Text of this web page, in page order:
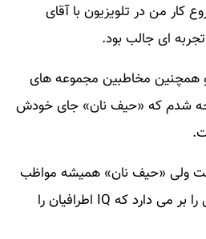
کار من در تلویزیون با آقای
ای جالب بود.
و همچنین مخاطبین مجموعه های
شدم که «حیف نان» جای خودش
ولی «حیف نان» همیشه مواظب
اطرافیانش است و چیزهایی را بر می دارد که IQ اطرافیان را